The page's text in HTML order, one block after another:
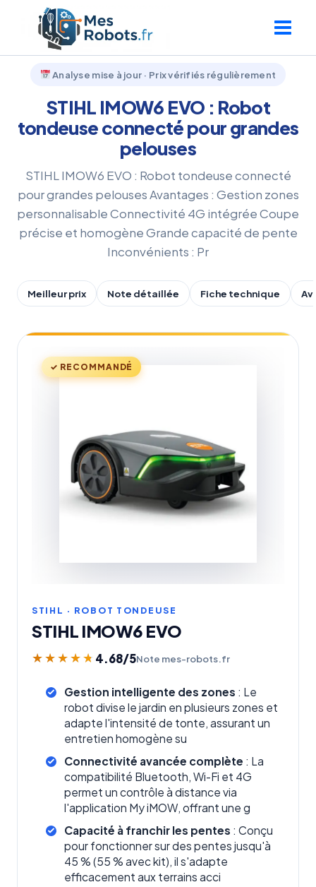
Analyse mise à jour · Prix vérifiés régulièrement
STIHL IMOW6 EVO : Robot
tondeuse connecté pour grandes
pelouses
STIHL IMOW6 EVO : Robot tondeuse connecté
pour grandes pelouses Avantages : Gestion zones
personnalisable Connectivité 4G intégrée Coupe
précise et homogène Grande capacité de pente
Inconvénients : Pr
Meilleur prix Note détaillée Fiche technique
✓ RECOMMANDÉ
STIHL · ROBOT TONDEUSE
STIHL IMOW6 EVO
★★★★★
★★★★★ 4.68/5Note mes-robots.fr
Gestion intelligente des zones : Le
robot divise le jardin en plusieurs zones et
adapte l'intensité de tonte, assurant un
entretien homogène su
Connectivité avancée complète : La
compatibilité Bluetooth, Wi-Fi et 4G
permet un contrôle à distance via
l'application My iMOW, offrant une g
Capacité à franchir les pentes : Conçu
pour fonctionner sur des pentes jusqu'à
45 % (55 % avec kit), il s'adapte
efficacement aux terrains acci